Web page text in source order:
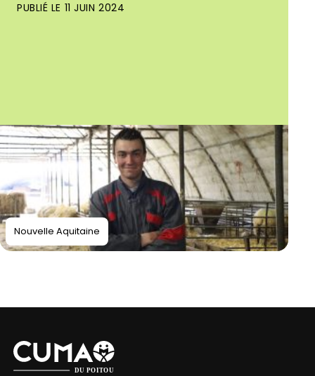
PUBLIÉ LE 11 JUIN 2024
Nouvelle Aquitaine